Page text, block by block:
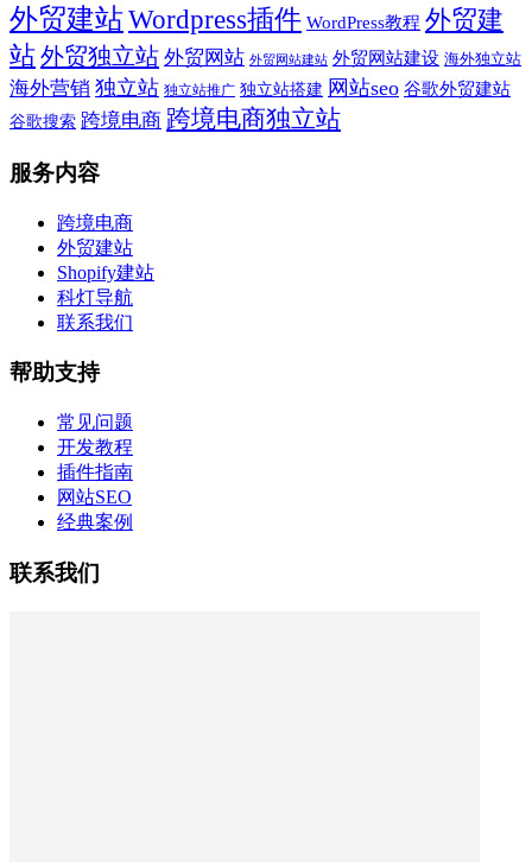
外贸建站Wordpress插件 WordPress教程 外贸建
站外贸独立站 外贸网站 外贸网站建站 外贸网站建设 海外独立站
海外营销 独立站 独立站推广 独立站搭建 网站seo 谷歌外贸建站
谷歌搜索 跨境电商 跨境电商独立站
服务内容
跨境电商
外贸建站
Shopify建站
科灯导航
联系我们
帮助支持
常见问题
开发教程
插件指南
网站SEO
经典案例
联系我们